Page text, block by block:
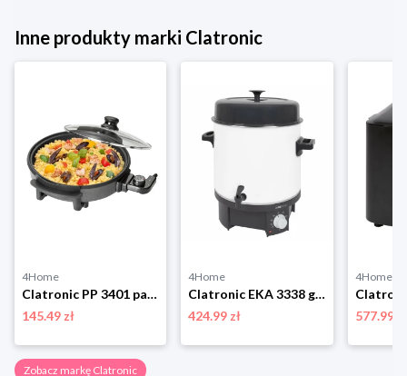
Inne produkty marki Clatronic
4Home
Clatronic PP 3401 patelnia elektryczna
145.49 zł
4Home
Clatronic EKA 3338 garnek do pasteryzacji 2w1
424.99 zł
4Home
577.99 zł
Zobacz markę Clatronic